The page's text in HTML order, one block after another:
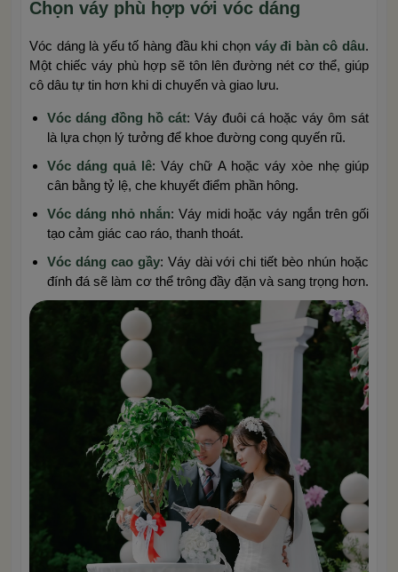
Chọn váy phù hợp với vóc dáng
Vóc dáng là yếu tố hàng đầu khi chọn váy đi bàn cô dâu.
Một chiếc váy phù hợp sẽ tôn lên đường nét cơ thể, giúp
cô dâu tự tin hơn khi di chuyển và giao lưu.
Vóc dáng đồng hồ cát: Váy đuôi cá hoặc váy ôm sát
là lựa chọn lý tưởng để khoe đường cong quyến rũ.
Vóc dáng quả lê: Váy chữ A hoặc váy xòe nhẹ giúp
cân bằng tỷ lệ, che khuyết điểm phần hông.
Vóc dáng nhỏ nhắn: Váy midi hoặc váy ngắn trên gối
tạo cảm giác cao ráo, thanh thoát.
Vóc dáng cao gầy: Váy dài với chi tiết bèo nhún hoặc
đính đá sẽ làm cơ thể trông đầy đặn và sang trọng hơn.